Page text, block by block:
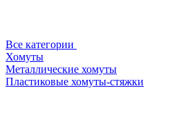
Все категории
Хомуты
Металлические хомуты
Пластиковые хомуты-стяжки